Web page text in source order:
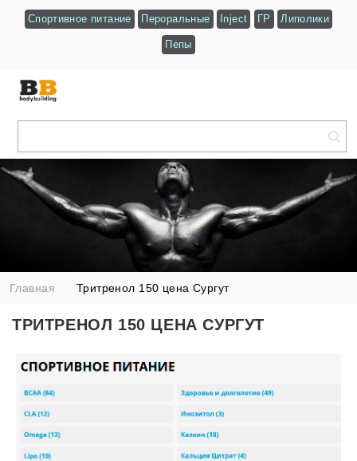
Спортивное питание Пероральные Inject ГР Липолики
Пепы
Главная Тритренол 150 цена Сургут
ТРИТРЕНОЛ 150 ЦЕНА СУРГУТ